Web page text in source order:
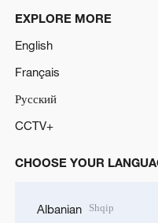
EXPLORE MORE
English
Français
Русский
CCTV+
CHOOSE YOUR
Albanian Shqip